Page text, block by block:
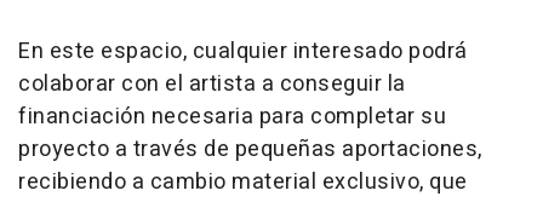
En este espacio, cualquier interesado podrá
colaborar con el artista a conseguir la
financiación necesaria para completar su
proyecto a través de pequeñas aportaciones,
recibiendo a cambio material exclusivo, que